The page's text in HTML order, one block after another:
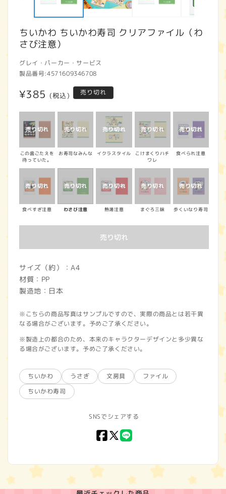
ちいかわ ちいかわ寿司 クリアファイル（わ
さび注意）
グレイ・パーカー・サービス
製品番号:4571609346708
通
常
価
格
¥385 (税込) 売り切れ
この歯ごたえを
待っていた。
お寿司なみんな イクラスタイル
こけまくりハチ
ワレ
食べられ注意
食べすぎ注意 わさび注意 熱湯注意 まぐろ三昧 歩くいなり寿司
売り切れ
サイズ（約）：A4
材質：PP
製造地：日本
※こちらの商品写真はサンプルですので、実際の商品とは若干異
なる場合がございます。予めご了承ください。
※製造上の都合のため、本来のキャラクターデザインと多少異な
る場合がございます。予めご了承ください。
ちいかわ うさぎ 文房具
ファイル
ちいかわ寿司
SNSでシェアする
Facebook
X